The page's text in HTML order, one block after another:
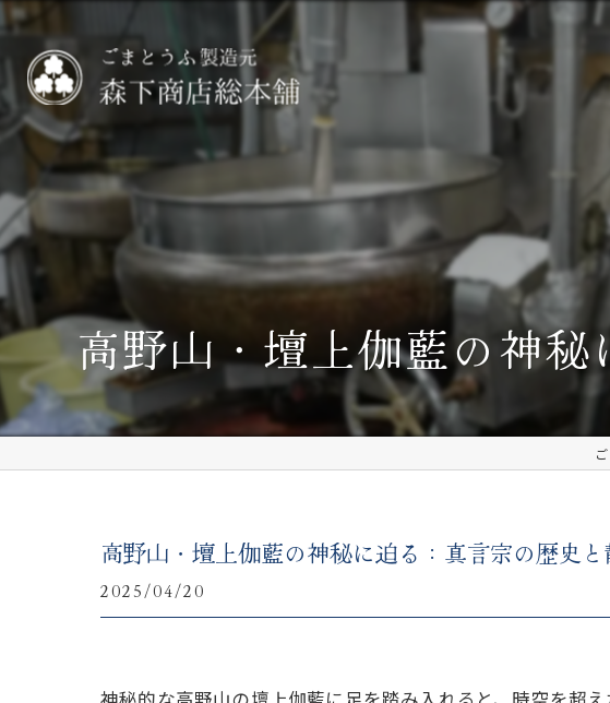
高野山・壇上伽藍の神
高野山・壇上伽藍の神秘に迫る：真言宗の歴史
2025/04/20